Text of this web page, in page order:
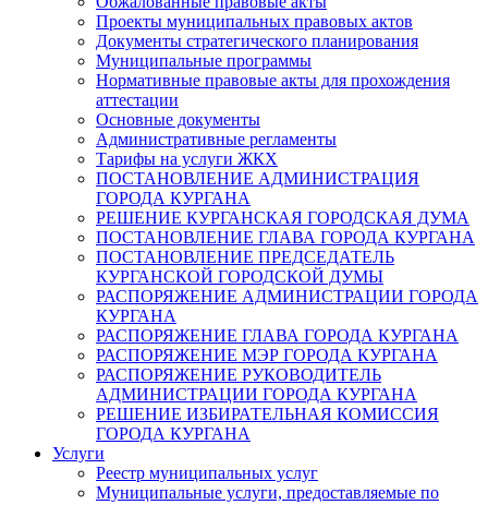
Проекты муниципальных правовых актов
Документы стратегического планирования
Муниципальные программы
Нормативные правовые акты для прохождения
аттестации
Основные документы
Административные регламенты
Тарифы на услуги ЖКХ
ПОСТАНОВЛЕНИЕ АДМИНИСТРАЦИЯ
ГОРОДА КУРГАНА
РЕШЕНИЕ КУРГАНСКАЯ ГОРОДСКАЯ ДУМА
ПОСТАНОВЛЕНИЕ ГЛАВА ГОРОДА КУРГАНА
ПОСТАНОВЛЕНИЕ ПРЕДСЕДАТЕЛЬ
КУРГАНСКОЙ ГОРОДСКОЙ ДУМЫ
РАСПОРЯЖЕНИЕ АДМИНИСТРАЦИИ ГОРОДА
КУРГАНА
РАСПОРЯЖЕНИЕ ГЛАВА ГОРОДА КУРГАНА
РАСПОРЯЖЕНИЕ МЭР ГОРОДА КУРГАНА
РАСПОРЯЖЕНИЕ РУКОВОДИТЕЛЬ
АДМИНИСТРАЦИИ ГОРОДА КУРГАНА
РЕШЕНИЕ ИЗБИРАТЕЛЬНАЯ КОМИССИЯ
ГОРОДА КУРГАНА
Услуги
Реестр муниципальных услуг
Муниципальные услуги, предоставляемые по